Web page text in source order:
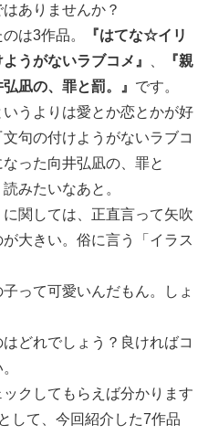
ありませんか？
は3作品。
『はてな☆イリ
ようがないラブコメ』
『親
凪の、罪と罰。』 です。
うよりは愛とか恋とかが好
句の付けようがないラブコ
った向井弘凪の、罪と
みたいなあと。
関しては、正直言って矢吹
大きい。俗に言う「イラス
って可愛いんだもん。しょ
どれでしょう？良ければコ
クしてもらえば分かります
して、今回紹介した7作品